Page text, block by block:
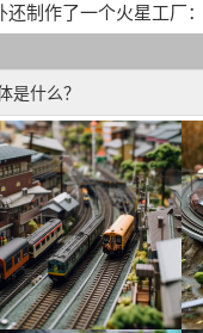
还制作了一个火星工厂：
是什么？